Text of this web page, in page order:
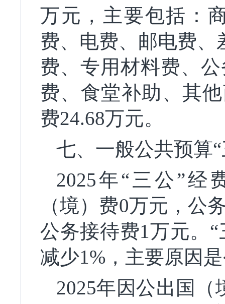
万元，主要包括：
费、电费、邮电费
费、专用材料费、
费、食堂补助、其
费24.68万元。
七、一般公共预算
2025年“三公”经
（境）费0万元，公
公务接待费1万元。
减少1%，主要原因
2025年因公出国